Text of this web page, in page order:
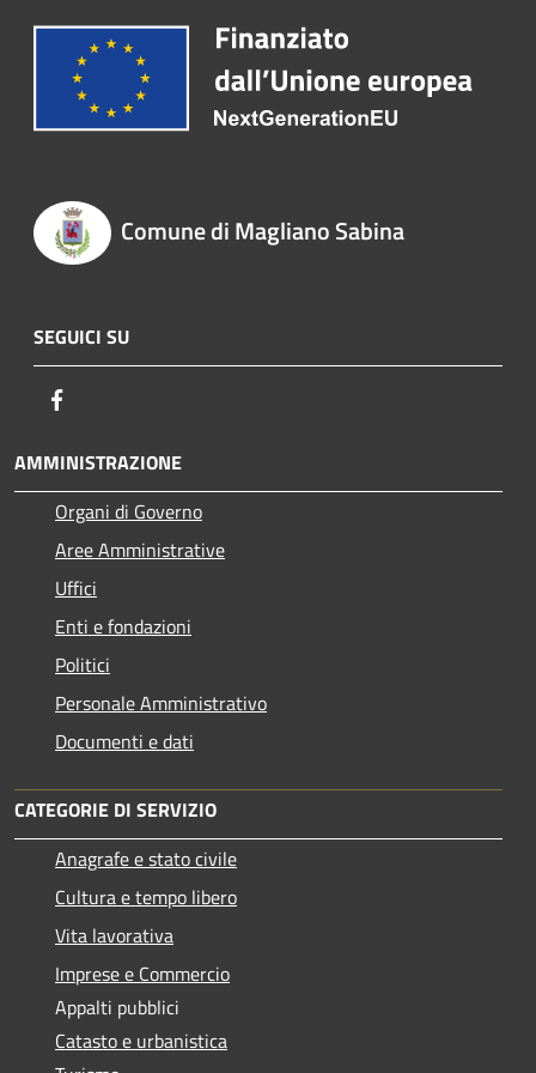
Comune di Magliano Sabina
SEGUICI SU
AMMINISTRAZIONE
Organi di Governo
Aree Amministrative
Uffici
Enti e fondazioni
Politici
Personale Amministrativo
Documenti e dati
CATEGORIE DI SERVIZIO
Anagrafe e stato civile
Cultura e tempo libero
Vita lavorativa
Imprese e Commercio
Appalti pubblici
Catasto e urbanistica